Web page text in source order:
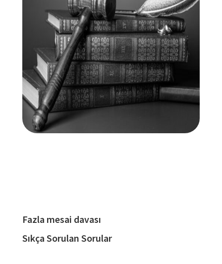
Fazla mesai davası
Sıkça Sorulan Sorular